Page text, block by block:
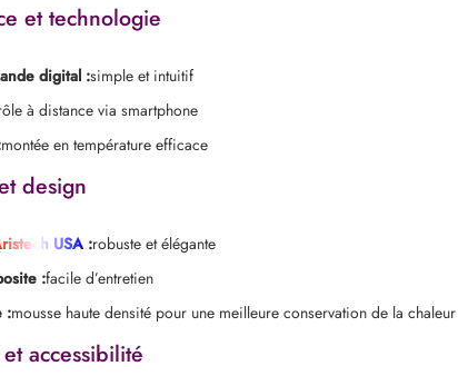
et technologie
digital :simple et intuitif
à distance via smartphone
montée en température efficace
design
USA :robuste et élégante
:facile d’entretien
:mousse haute densité pour une meilleure conservation de la chaleur
accessibilité